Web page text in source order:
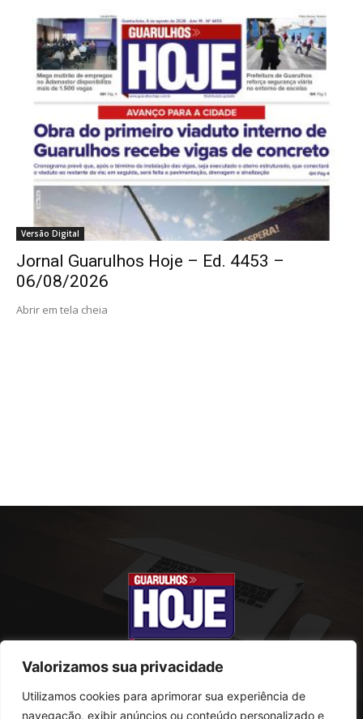
Valorizamos sua privacidade
Utilizamos cookies para aprimorar sua experiência de
navegação, exibir anúncios ou conteúdo personalizado e
Versão Digital
Jornal Guarulhos Hoje – Ed. 4453 –
06/08/2026
Abrir em tela cheia
SOBRE NÓS